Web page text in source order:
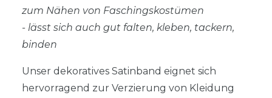
zum Nähen von Faschingskostümen
- lässt sich auch gut falten, kleben, tackern,
binden
Unser dekoratives Satinband eignet sich
hervorragend zur Verzierung von Kleidung